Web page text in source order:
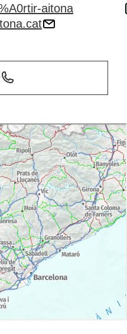
aitona